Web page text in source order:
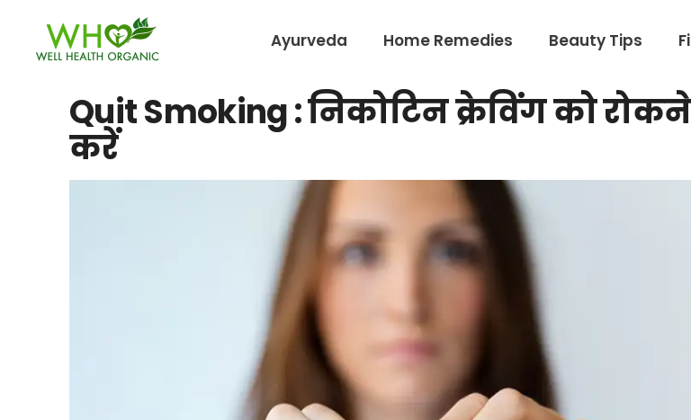
Ayurveda Home Remedies Beauty Tips
Quit Smoking : निकोटिन क्रेविंग को
करें